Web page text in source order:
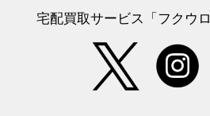
宅配買取サービス「フクウ